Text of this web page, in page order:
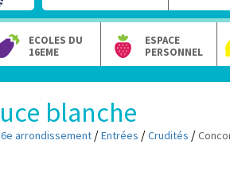
ECOLES DU
16EME
ESPACE
PERSONNEL
blanche
arrondissement /Entrées /Crudités /